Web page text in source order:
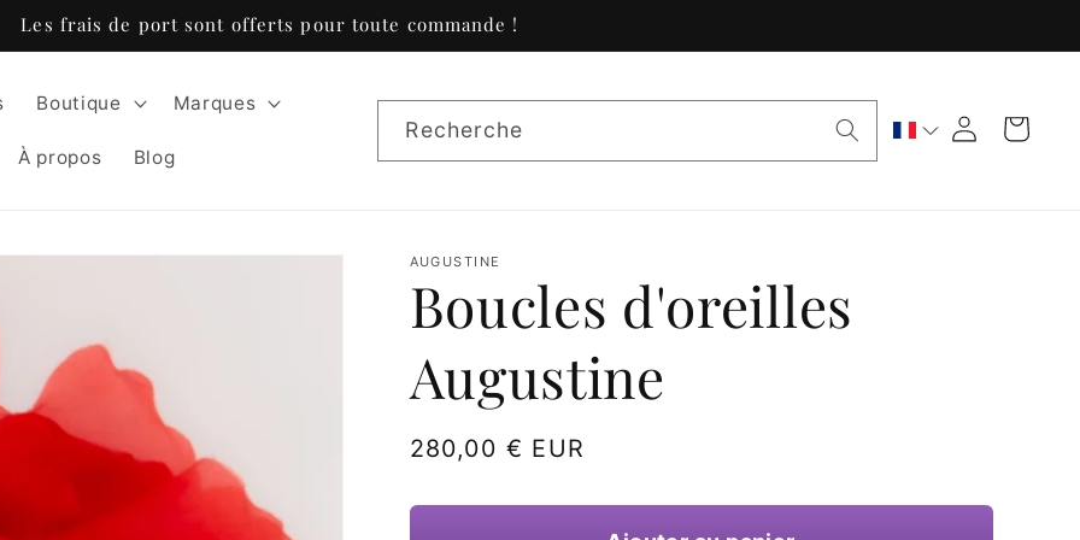
Les frais de port sont offerts pour toute commande !
Boutique Marques
À propos Blog
Recherche ConnexionPanier
AUGUSTINE
Boucles d'oreilles
Augustine
Prix
280,00 € EUR